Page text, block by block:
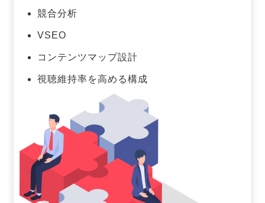
競合分析
VSEO
コンテンツマップ設計
視聴維持率を高める構成